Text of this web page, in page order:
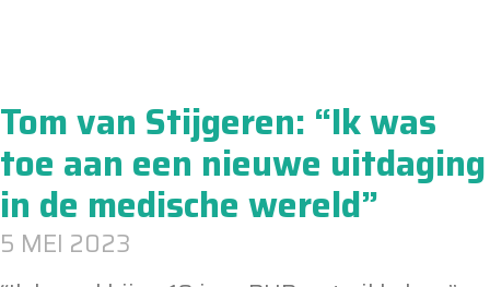
Tom van Stijgeren: “Ik was
toe aan een nieuwe uitdaging
in de medische wereld”
5 MEI 2023